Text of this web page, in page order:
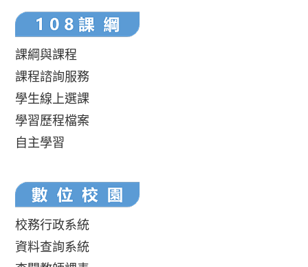
課綱與課程
課程諮詢服務
學生線上選課
學習歷程檔案
自主學習
校務行政系統
資料查詢系統